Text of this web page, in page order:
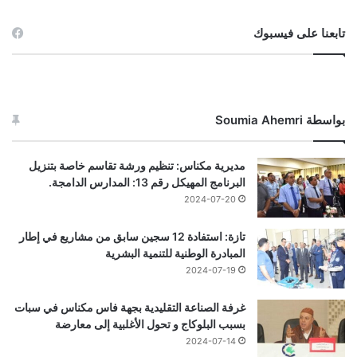
تابعنا على فيسبوك
بواسطة Soumia Ahemri
مديرية مكناس: تنظيم ورشة تقاسم خاصة بتنزيل
البرنامج المهيكل رقم 13: المدارس الدامجة.
2024-07-20
تازة: استفادة 12 سجين سابق من مشاريع في إطار
المبادرة الوطنية للتنمية البشرية
2024-07-19
غرفة الصناعة التقليدية بجهة فاس مكناس في سبات
بسبب البلوكاج و تحول الأغلبية إلى معارضة
2024-07-14